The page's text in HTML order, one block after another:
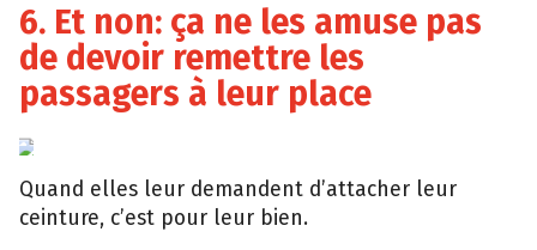
6. Et non: ça ne les amuse pas
de devoir remettre les
passagers à leur place
Giphy
Quand elles leur demandent d’attacher leur
ceinture, c’est pour leur bien.